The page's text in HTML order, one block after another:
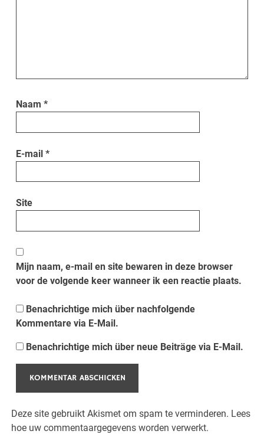
Naam*
E-mail*
Site
Mijn naam, e-mail en site bewaren in deze browser
voor de volgende keer wanneer ik een reactie plaats.
Benachrichtige mich über nachfolgende
Kommentare via E-Mail.
Benachrichtige mich über neue Beiträge via E-Mail.
Deze site gebruikt Akismet om spam te verminderen. Lees
hoe uw commentaargegevens worden verwerkt.